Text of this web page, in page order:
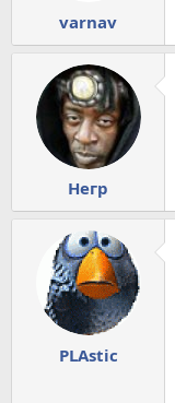
varnav
Негр
PLAstic